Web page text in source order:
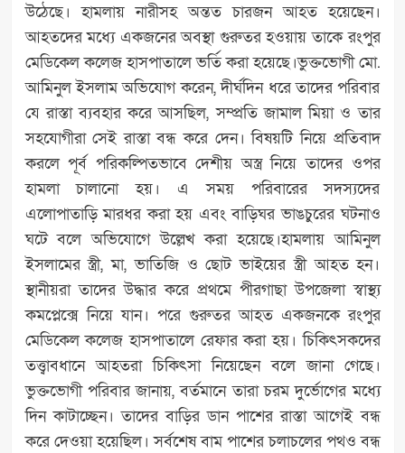
উঠেছে। হামলায় নারীসহ অন্তত চারজন আহত হয়েছেন।
আহতদের মধ্যে একজনের অবস্থা গুরুতর হওয়ায় তাকে রংপুর
মেডিকেল কলেজ হাসপাতালে ভর্তি করা হয়েছে।ভুক্তভোগী মো.
আমিনুল ইসলাম অভিযোগ করেন, দীর্ঘদিন ধরে তাদের পরিবার
যে রাস্তা ব্যবহার করে আসছিল, সম্প্রতি জামাল মিয়া ও তার
সহযোগীরা সেই রাস্তা বন্ধ করে দেন। বিষয়টি নিয়ে প্রতিবাদ
করলে পূর্ব পরিকল্পিতভাবে দেশীয় অস্ত্র নিয়ে তাদের ওপর
হামলা চালানো হয়। এ সময় পরিবারের সদস্যদের
এলোপাতাড়ি মারধর করা হয় এবং বাড়িঘর ভাঙচুরের ঘটনাও
ঘটে বলে অভিযোগে উল্লেখ করা হয়েছে।হামলায় আমিনুল
ইসলামের স্ত্রী, মা, ভাতিজি ও ছোট ভাইয়ের স্ত্রী আহত হন।
স্থানীয়রা তাদের উদ্ধার করে প্রথমে পীরগাছা উপজেলা স্বাস্থ্য
কমপ্লেক্সে নিয়ে যান। পরে গুরুতর আহত একজনকে রংপুর
মেডিকেল কলেজ হাসপাতালে রেফার করা হয়। চিকিৎসকদের
তত্ত্বাবধানে আহতরা চিকিৎসা নিয়েছেন বলে জানা গেছে।
ভুক্তভোগী পরিবার জানায়, বর্তমানে তারা চরম দুর্ভোগের মধ্যে
দিন কাটাচ্ছেন। তাদের বাড়ির ডান পাশের রাস্তা আগেই বন্ধ
করে দেওয়া হয়েছিল। সর্বশেষ বাম পাশের চলাচলের পথও বন্ধ